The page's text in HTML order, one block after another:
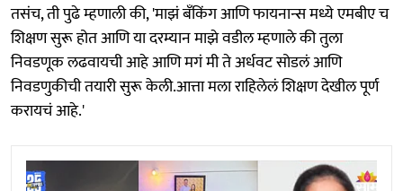
तसंच, ती पुढे म्हणाली की, 'माझं बँकिंग आणि फायनान्स मध्ये एमबीए च
शिक्षण सुरू होत आणि या दरम्यान माझे वडील म्हणाले की तुला
निवडणूक लढवायची आहे आणि मगं मी ते अर्धवट सोडलं आणि
निवडणुकीची तयारी सुरू केली.आत्ता मला राहिलेलं शिक्षण देखील पूर्ण
करायचं आहे.'